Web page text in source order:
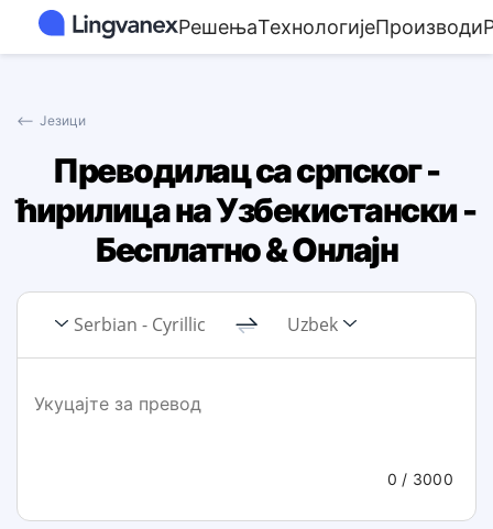
РешењаТехнологијеПроизводи
⟵ Језици
Преводилац са српског -
ћирилица на Узбекистански -
Бесплатно & Онлајн
Serbian - Cyrillic Uzbek
0 / 3000